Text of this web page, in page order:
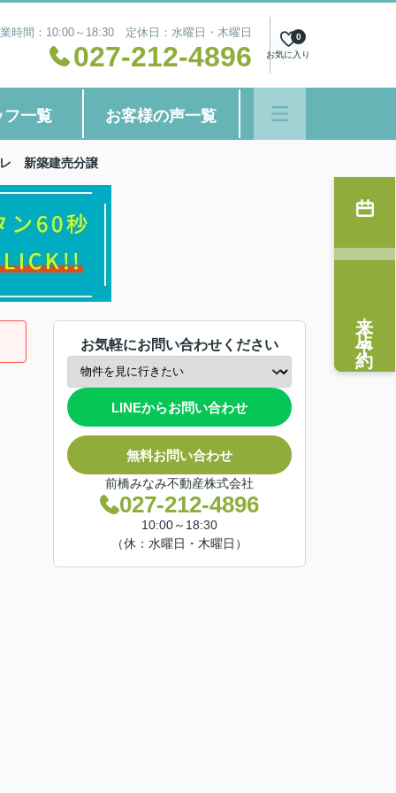
時間：10:00～18:30 定休日：水曜日・木曜日
027-212-4896 お気に入り
0
フ一覧 お客様の声一覧
新築建売分譲
お気軽にお問い合わせください
LINEからお問い合わせ
無料お問い合わせ
前橋みなみ不動産株式会社
027-212-4896
10:00～18:30
（休：水曜日・木曜日）
来店予約